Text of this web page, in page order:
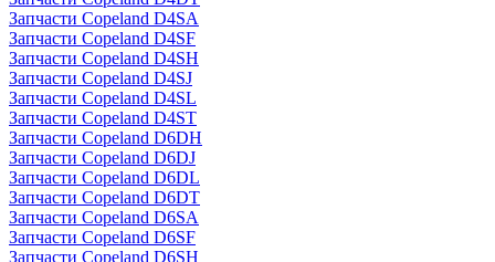
Запчасти Copeland D4SA
Запчасти Copeland D4SF
Запчасти Copeland D4SH
Запчасти Copeland D4SJ
Запчасти Copeland D4SL
Запчасти Copeland D4ST
Запчасти Copeland D6DH
Запчасти Copeland D6DJ
Запчасти Copeland D6DL
Запчасти Copeland D6DT
Запчасти Copeland D6SA
Запчасти Copeland D6SF
Запчасти Copeland D6SH